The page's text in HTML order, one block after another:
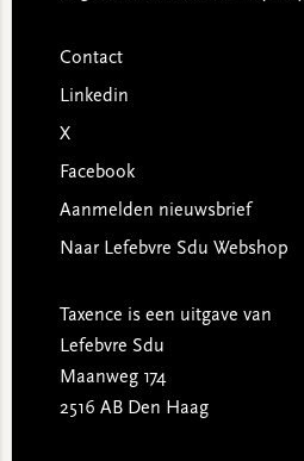
Contact
Linkedin
X
Facebook
Aanmelden nieuwsbrief
Naar Lefebvre Sdu Webshop
Taxence is een uitgave van
Lefebvre Sdu
Maanweg 174
2516 AB Den Haag